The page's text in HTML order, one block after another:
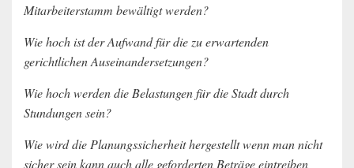
Mitarbeiterstamm bewältigt werden?
Wie hoch ist der Aufwand für die zu erwartenden
gerichtlichen Auseinandersetzungen?
Wie hoch werden die Belastungen für die Stadt durch
Stundungen sein?
Wie wird die Planungssicherheit hergestellt wenn man nicht
sicher sein kann auch alle geforderten Beträge eintreiben